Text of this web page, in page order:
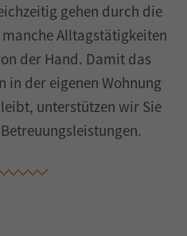
gehen durch die
Alltagstätigkeiten
der Hand. Damit das
in der eigenen Wohnung
unterstützen wir Sie